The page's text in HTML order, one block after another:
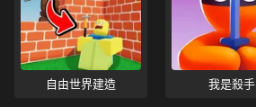
自由世界建造 我是殺手